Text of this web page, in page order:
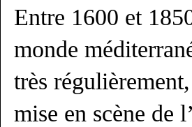
Entre 1600 et
monde
très
mise en scène de